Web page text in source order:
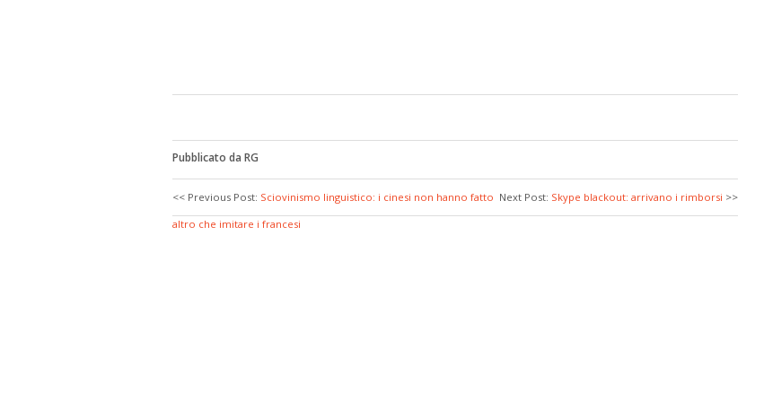
Pubblicato da RG
Next Post: Skype blackout: arrivano i rimborsi >>
<< Previous Post: Sciovinismo linguistico: i cinesi non hanno fatto
altro che imitare i francesi